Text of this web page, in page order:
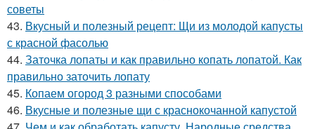
советы
43. Вкусный и полезный рецепт: Щи из молодой капусты
с красной фасолью
44. Заточка лопаты и как правильно копать лопатой. Как
правильно заточить лопату
45. Копаем огород 3 разными способами
46. Вкусные и полезные щи с краснокочанной капустой